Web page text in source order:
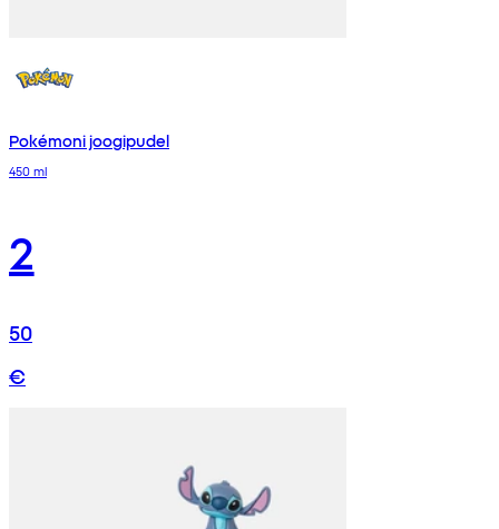
Pokémoni joogipudel
450 ml
2
50
€